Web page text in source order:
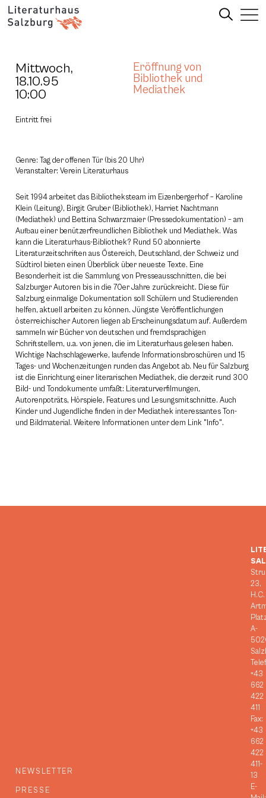
Mittwoch,
18.10.95
10:00
Eröffnung von
Bibliothek und
Mediathek
Eintritt frei
Genre: Tag der offenen Tür (bis 20 Uhr)
Veranstalter: Verein Literaturhaus
Seit 1994 arbeitet das Bibliotheksteam im Eizenbergerhof – Karoline
Klein (Leitung), Birgit Gruber (Bibliothek), Harriet Nachtmann
(Mediathek) und Bettina Schwarzmaier (Pressedokumentation) – am
Aufbau einer benützerfreundlichen Bibliothek und Mediathek. Was
kann die Literaturhaus-Bibliothek? Rund 50 abonnierte
Literaturzeitschriften aus Östereich, Deutschland, der Schweiz und
Südtirol bieten einen Überblick über neueste Texte. Eine
Besonderheit ist die Sammlung von Presseausschnitten, die bei
Salzburger Autoren bis in die 70er Jahre zurückreicht. Diese für
Salzburg einmalige Dokumentation soll Schülern und Studierenden
helfen, aktuell arbeiten zu können. Jüngste Veröffentlichungen
österreichischer Autoren liegen ab Erscheinungsdatum auf. Außerdem
sammeln wir Bücher von deutschen und fremdsprachigen
Schriftstellern, u.a. von jenen, die im Literaturhaus gelesen haben.
Wichtige Nachschlagewerke, laufende Informationsbroschüren und 15
Tages- und Wochenzeitungen runden das Angebot ab. Neu für Salzburg
ist die Einrichtung einer literarischen Mediathek, die derzeit rund 300
Bild- und Tondokumente umfaßt: Literaturverfilmungen,
Autorenpoträts, Hörspiele, Features und Lesungsmitschnitte. Auch
Kinder und Jugendliche finden in der Mediathek interessantes Ton-
und Bildmaterial. Weitere Informationen unter dem Link "Info".
NEWSLETTER
PRESSE
23,
H.C.
A-
+43
662
422
411
Fax:
+43
662
422
411-
13
E-